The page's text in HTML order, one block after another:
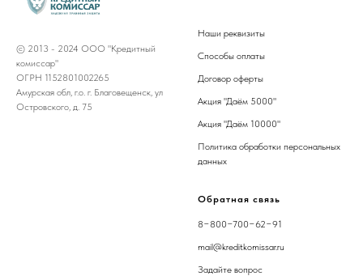
© 2013 - 2024 ООО "Кредитный
комиссар"
ОГРН 1152801002265
Амурская обл, г.о. г. Благовещенск, ул
Островского, д. 75
Наши реквизиты
Способы оплаты
Договор оферты
Акция "Даём 5000"
Акция "Даём 10000"
Политика обработки персональных
данных
Обратная связь
8−800−700−62−91
mail@kreditkomissar.ru
Задайте вопрос